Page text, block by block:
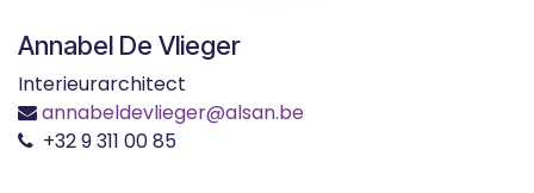
Annabel De Vlieger
Interieurarchitect
annabeldevlieger@alsan.be
+32 9 311 00 85